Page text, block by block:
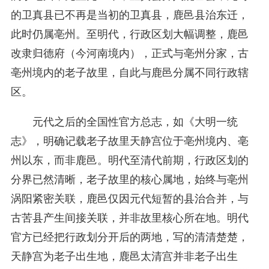
的卫真县已不再是当初的卫真县，鹿邑县治东迁，
此时仍属亳州。至明代，行政区划大幅调整，鹿邑
改隶归德府（今河南境内），正式与亳州分家，古
亳州境内的老子故里，自此与鹿邑分属不同行政辖
区。
元代之后的全国性官方总志，如《大明一统
志》，明确记载老子故里天静宫位于亳州境内、亳
州以东，而非鹿邑。明代至清代前期，行政区划的
分界已然清晰，老子故里的核心属地，始终与亳州
涡阳紧密关联，鹿邑仅因元代短暂的县治合并，与
古苦县产生间接关联，并非故里核心所在地。明代
官方已经把行政划分开后的两地，写的清清楚楚，
天静宫为老子出生地，鹿邑太清宫并非老子出生